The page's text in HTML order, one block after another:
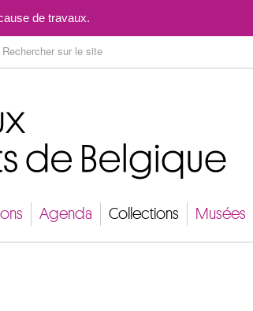
de travaux.
Agenda Collections Musées